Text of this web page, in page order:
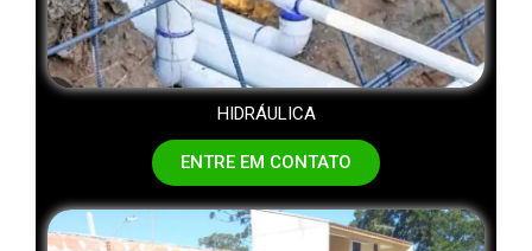
HIDRÁULICA
ENTRE EM CONTATO